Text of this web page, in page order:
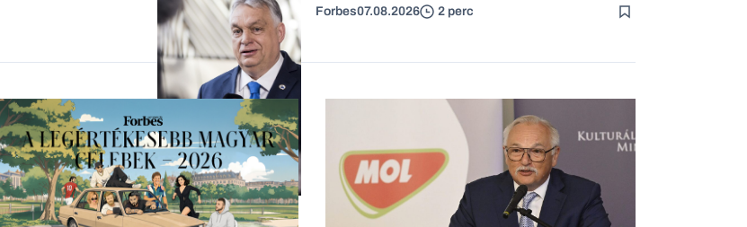
Forbes-sztori
Politika
Forbes07.08.2026 2 perc